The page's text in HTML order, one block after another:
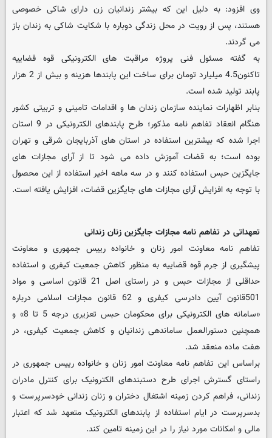
وی افزود: به دلیل این که بیشتر زندانیان زن دارای شاکی خصوصی
هستند، پس از رویت در محل زندگی دوباره با شکایت شاکی به زندان باز
می گردند.
به گفته مسئول فنی پروژه مراقبت های الکترونیکی قوه قضاییه
تاکنون4.5 میلیارد تومان برای ساخت این پابندها هزینه و بیش از 2 هزار
پابند تولید شده است.
بنابر اظهارات نماینده سازمان زندان ها و اقدامات تامینی و تربیتی کشور
هنگام انعقاد تفاهم نامه مذکور؛ طرح پابندهای الکترونیکی در 9 استان
اجرا شده که بیشترین استفاده در استان های آذربایجان شرقی و تهران
بوده است؛ به قضات آموزش داده می شود تا از آرای مجازات های
جایگزین حبس استفاده کنند و در سه ماهه اخیر استفاده از این محصول
با توجه به افزایش آرای مجازات های جایگزین قضات، افزایش یافته است.
تعهداتی در تفاهم نامه مجازات جایگزین زنان زندانی
تفاهم نامه معاونت امور زنان و خانواده رییس جمهوری و معاونت
پیشگیری از جرم قوه قضاییه به منظور کاهش جمعیت کیفری و استفاده
حداقلی از مجازات حبس و در راستای اصل 21 قانون اساسی و مواد
501قانون آیین دادرسی کیفری و 62 قانون مجازات اسلامی درباره
«سامانه های الکترونیکی برای محکومان حبس تعزیری درجه 5 تا 8» و
همچنین دستورالعمل ساماندهی زندانیان و کاهش جمعیت کیفری، در
هفت ماده منعقد شد.
براساس این تفاهم نامه معاونت امور زنان و خانواده رییس جمهوری در
راستای گسترش اجرای طرح دستبندهای الکترونیک برای کنترل مادران
زندانی، فراهم کردن زمینه اشتغال دختران و زنان زندانی خودسرپرست و
بدسرپرست در ایام استفاده از پابندهای الکترونیک متعهد شد که اعتبار
مالی و امکانات مورد نیاز را در این زمینه تامین کند.